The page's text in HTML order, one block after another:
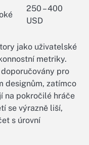
250 – 400
USD
jako uživatelské
metriky.
pro
designům, zatímco
na pokročilé hráče
se výrazně liší,
s úrovní